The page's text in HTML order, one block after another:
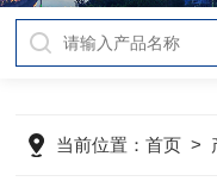
当前位置：首页 >